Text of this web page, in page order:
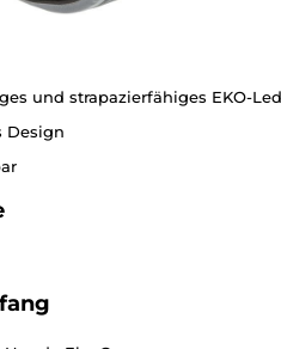
und strapazierfähiges EKO-
Design